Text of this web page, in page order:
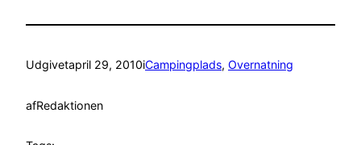
Udgivetapril 29, 2010iCampingplads, Overnatning
afRedaktionen